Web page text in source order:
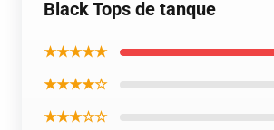
Black Tops de tanque
★★★★★
★★★★☆
★★★☆☆